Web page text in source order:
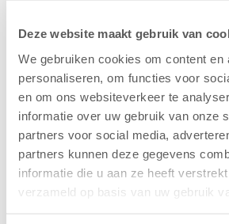
Deze website maakt gebruik van
We gebruiken cookies om content en
personaliseren, om functies voor
en om ons websiteverkeer te
informatie over uw gebruik van onze
partners voor social media,
partners kunnen deze gegevens
informatie die u aan ze heeft
verzameld op basis van uw gebruik
35%PES/29%LI/33%CO-R
Kleur
Honing - 15
Breedte/hoogte
135 cm